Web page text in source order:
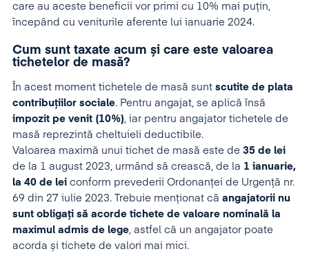
care au aceste beneficii vor primi cu 10% mai puțin,
începând cu veniturile aferente lui ianuarie 2024.
Cum sunt taxate acum și care este valoarea
tichetelor de masă?
În acest moment tichetele de masă sunt scutite de plata
contribuțiilor sociale. Pentru angajat, se aplică însă
impozit pe venit (10%) , iar pentru angajator tichetele de
masă reprezintă cheltuieli deductibile.
Valoarea maximă unui tichet de masă este de 35 de lei
de la 1 august 2023, urmând să crească, de la 1 ianuarie,
la 40 de lei conform prevederii Ordonanței de Urgență nr.
69 din 27 iulie 2023. Trebuie menționat că angajatorii nu
sunt obligați să acorde tichete de valoare nominală la
maximul admis de lege , astfel că un angajator poate
acorda și tichete de valori mai mici.